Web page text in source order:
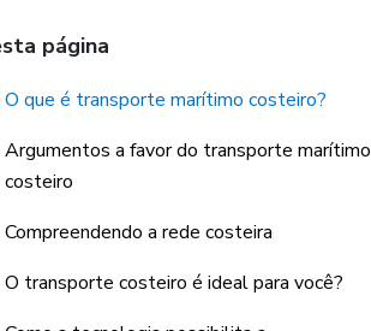
página
O que é transporte marítimo costeiro?
Argumentos a favor do transporte marítimo
costeiro
Compreendendo a rede costeira
O transporte costeiro é ideal para você?